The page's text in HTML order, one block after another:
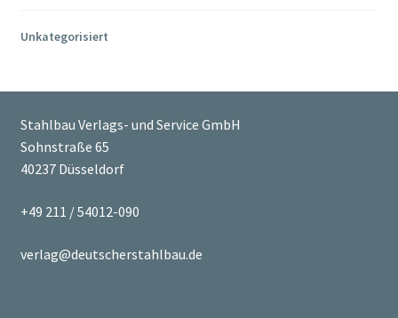
Unkategorisiert
Stahlbau Verlags- und Service GmbH
Sohnstraße 65
40237 Düsseldorf
+49 211 / 54012-090
verlag@deutscherstahlbau.de